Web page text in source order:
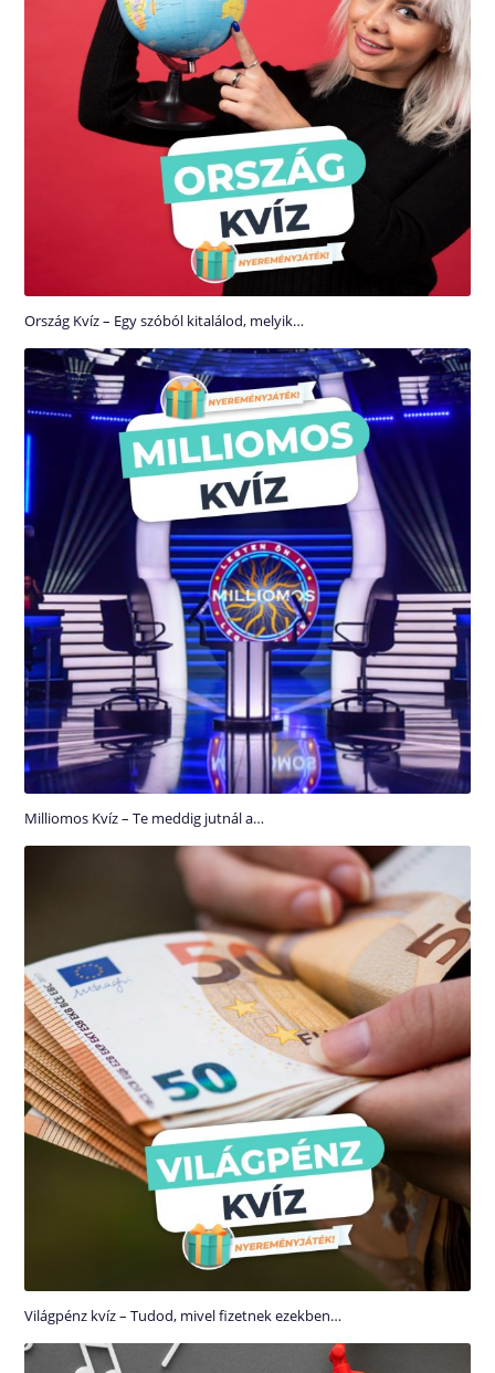
Ország Kvíz – Egy szóból kitalálod, melyik…
Milliomos Kvíz – Te meddig jutnál a…
Világpénz kvíz – Tudod, mivel fizetnek ezekben…